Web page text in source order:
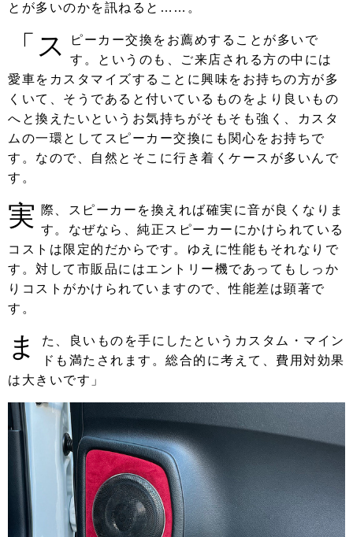
とが多いのかを訊ねると……。
「ス
ピーカー交換をお薦めすることが多いで
す。というのも、ご来店される方の中には
愛車をカスタマイズすることに興味をお持ちの方が多
くいて、そうであると付いているものをより良いもの
へと換えたいというお気持ちがそもそも強く、カスタ
ムの一環としてスピーカー交換にも関心をお持ちで
す。なので、自然とそこに行き着くケースが多いんで
す。
実 際、スピーカーを換えれば確実に音が良くなりま
す。なぜなら、純正スピーカーにかけられている
コストは限定的だからです。ゆえに性能もそれなりで
す。対して市販品にはエントリー機であってもしっか
りコストがかけられていますので、性能差は顕著で
す。
ま
た、良いものを手にしたというカスタム・マイン
ドも満たされます。総合的に考えて、費用対効果
は大きいです」